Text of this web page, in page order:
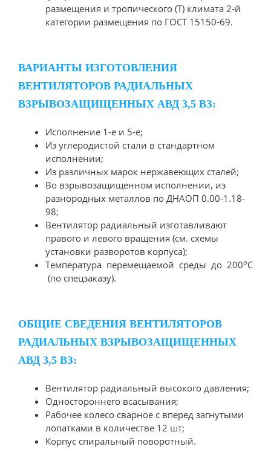
размещения и тропического (Т) климата 2-й
категории размещения по ГОСТ 15150-69.
ВАРИАНТЫ ИЗГОТОВЛЕНИЯ
ВЕНТИЛЯТОРОВ РАДИАЛЬНЫХ
ВЗРЫВОЗАЩИЩЕННЫХ АВД 3,5 ВЗ:
Исполнение 1-е и 5-е;
Из углеродистой стали в стандартном
исполнении;
Из различных марок нержавеющих сталей;
Во взрывозащищенном исполнении, из
разнородных металлов по ДНАОП 0.00-1.18-
98;
Вентилятор радиальный изготавливают
правого и левого вращения (см. схемы
установки разворотов корпуса);
Температура перемещаемой среды до 200оС
(по спецзаказу).
ОБЩИЕ СВЕДЕНИЯ ВЕНТИЛЯТОРОВ
РАДИАЛЬНЫХ ВЗРЫВОЗАЩИЩЕННЫХ
АВД 3,5 ВЗ:
Вентилятор радиальный высокого давления;
Одностороннего всасывания;
Рабочее колесо сварное с вперед загнутыми
лопатками в количестве 12 шт;
Корпус спиральный поворотный.